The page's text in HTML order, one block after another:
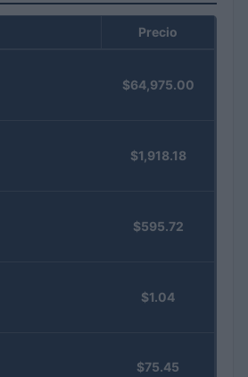
Precio
$64,975.00
$1,918.18
$595.72
$1.04
$75.45